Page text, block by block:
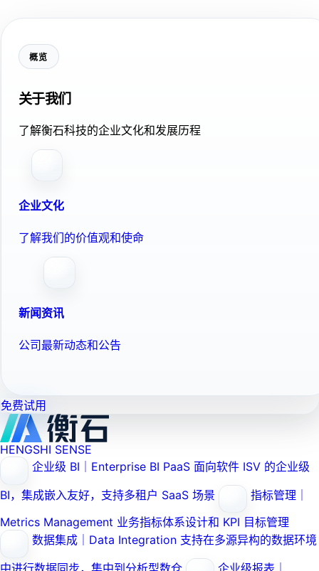
概览
关于我们
了解衡石科技的企业文化和发展历程
企业文化
了解我们的价值观和使命
新闻资讯
公司最新动态和公告
免费试用
HENGSHI SENSE
企业级 BI｜Enterprise BI PaaS 面向软件 ISV 的企业级
BI，集成嵌入友好，支持多租户 SaaS 场景
指标管理｜
Metrics Management 业务指标体系设计和 KPI 目标管理
数据集成｜Data Integration 支持在多源异构的数据环境
中进行数据同步，集中到分析型数仓
企业级报表｜